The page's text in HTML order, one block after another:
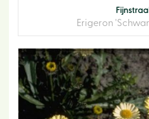
Erigeron